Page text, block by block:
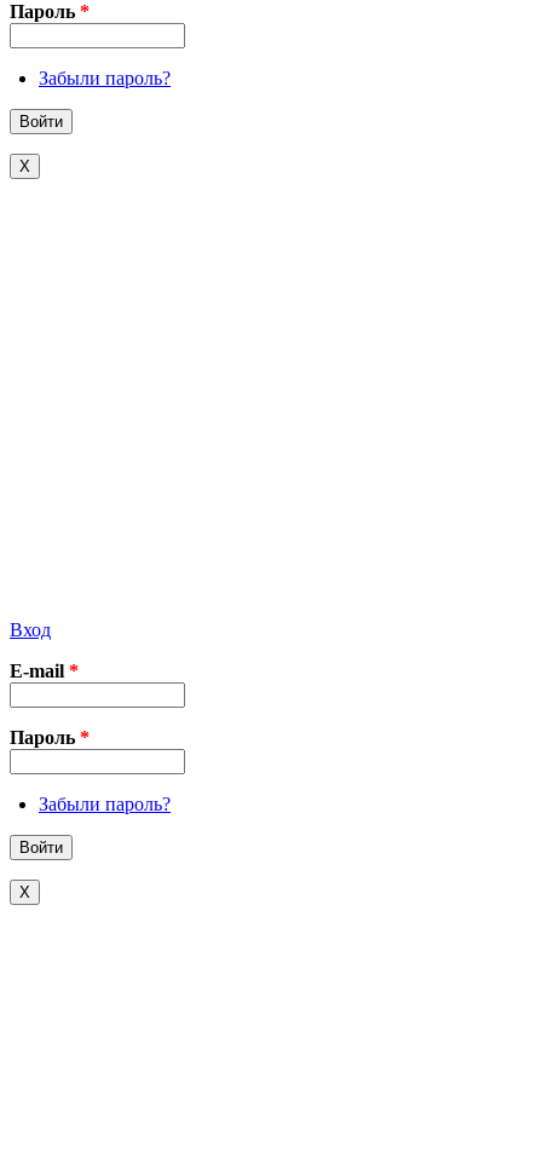
X
Пароль *
Забыли пароль?
X
Вход
E-mail *
Пароль *
Забыли пароль?
X